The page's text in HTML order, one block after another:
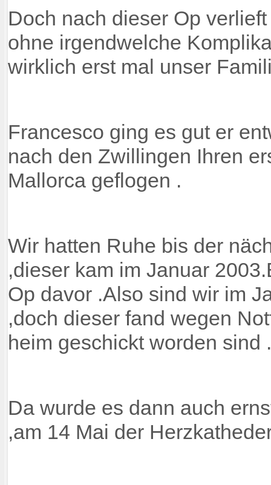
Doch nach dieser Op
ohne irgendwelche
wirklich erst mal unser
Francesco ging es gut er
nach den Zwillingen Ihren
Mallorca geflogen .
Wir hatten Ruhe bis der
,dieser kam im Januar
Op davor .Also sind wir im
,doch dieser fand wegen
heim geschickt worden sind .
Da wurde es dann auch
,am 14 Mai der